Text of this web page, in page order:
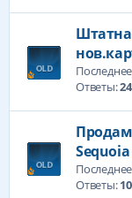
Ответы:24
Продам
Sequoia
Ответы: